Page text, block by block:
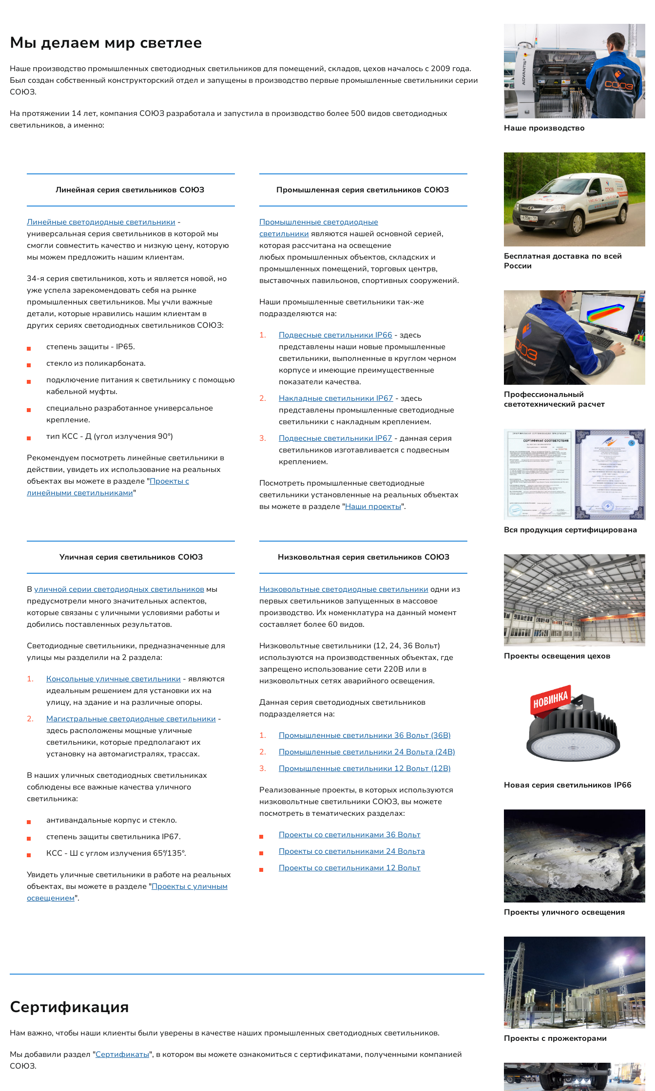
Мы делаем мир светлее
Наше производство промышленных светодиодных светильников для помещений, складов, цехов началось с 2009 года.
Был создан собственный конструкторский отдел и запущены в производство первые промышленные светильники серии
СОЮЗ.
На протяжении 14 лет, компания СОЮЗ разработала и запустила в производство более 500 видов светодиодных
светильников, а именно:
Линейная серия светильников СОЮЗ
Линейные светодиодные светильники -
универсальная серия светильников в которой мы
смогли совместить качество и низкую цену, которую
мы можем предложить нашим клиентам.
34-я серия светильников, хоть и является новой, но
уже успела зарекомендовать себя на рынке
промышленных светильников. Мы учли важные
детали, которые нравились нашим клиентам в
других сериях светодиодных светильников СОЮЗ:
степень защиты - IP65.
стекло из поликарбоната.
подключение питания к светильнику с помощью
кабельной муфты.
специально разработанное универсальное
крепление.
тип КСС - Д (угол излучения 90°)
Рекомендуем посмотреть линейные светильники в
действии, увидеть их использование на реальных
объектах вы можете в разделе "Проекты с
линейными светильниками"
Промышленная серия светильников СОЮЗ
Промышленные светодиодные
светильники являются нашей основной серией,
которая рассчитана на освещение
любых промышленных объектов, складских и
промышленных помещений, торговых центрв,
выставочных павильонов, спортивных сооружений.
Наши промышленные светильники так-же
подразделяются на:
Подвесные светильники IP66 - здесь
представлены наши новые промышленные
светильники, выполненные в круглом черном
корпусе и имеющие преимущественные
показатели качества.
Накладные светильники IP67 - здесь
представлены промышленные светодиодные
светильники с накладным креплением.
Подвесные светильники IP67 - данная серия
светильников изготавливается с подвесным
креплением.
Посмотреть промышленные светодиодные
светильники установленные на реальных объектах
вы можете в разделе "Наши проекты".
Уличная серия светильников СОЮЗ
В уличной серии светодиодных светильников мы
предусмотрели много значительных аспектов,
которые связаны с уличными условиями работы и
добились поставленных результатов.
Светодиодные светильники, предназначенные для
улицы мы разделили на 2 раздела:
Консольные уличные светильники - являются
идеальным решением для установки их на
улицу, на здание и на различные опоры.
Магистральные светодиодные светильники -
здесь расположены мощные уличные
светильники, которые предполагают их
установку на автомагистралях, трассах.
В наших уличных светодиодных светильниках
соблюдены все важные качества уличного
светильника:
антивандальные корпус и стекло.
степень защиты светильника IP67.
КСС - Ш с углом излучения 65°/135°.
Увидеть уличные светильники в работе на реальных
объектах, вы можете в разделе "Проекты с уличным
освещением".
Низковольтная серия светильников СОЮЗ
Низковольтные светодиодные светильники одни из
первых светильников запущенных в массовое
производство. Их номенклатура на данный момент
составляет более 60 видов.
Низковольтные светильники (12, 24, 36 Вольт)
используются на производственных объектах, где
запрещено использование сети 220В или в
низковольтных сетях аварийного освещения.
Данная серия светодиодных светильников
подразделяется на:
Промышленные светильники 36 Вольт (36В)
Промышленные светильники 24 Вольта (24В)
Промышленные светильники 12 Вольт (12В)
Реализованные проекты, в которых используются
низковольтные светильники СОЮЗ, вы можете
посмотреть в тематических разделах:
Проекты со светильниками 36 Вольт
Проекты со светильниками 24 Вольта
Проекты со светильниками 12 Вольт
Сертификация
Нам важно, чтобы наши клиенты были уверены в качестве наших промышленных светодиодных светильников.
Мы добавили раздел "Сертификаты", в котором вы можете ознакомиться с сертификатами, полученными компанией
СОЮЗ.
Наше производство
Бесплатная доставка по всей
России
Профессиональный
светотехнический расчет
Вся продукция сертифицирована
Проекты освещения цехов
Новая серия светильников IP66
Проекты уличного освещения
Проекты с прожекторами